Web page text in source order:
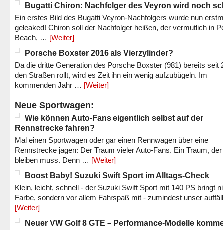
Bugatti Chiron: Nachfolger des Veyron wird noch
Ein erstes Bild des Bugatti Veyron-Nachfolgers wurde nun
geleaked! Chiron soll der Nachfolger heißen, der vermutlich in
Beach, … [Weiter]
Porsche Boxster 2016 als Vierzylinder?
Da die dritte Generation des Porsche Boxster (981) bereits seit
den Straßen rollt, wird es Zeit ihn ein wenig aufzubügeln. Im
kommenden Jahr … [Weiter]
Neue Sportwagen:
Wie können Auto-Fans eigentlich selbst auf der
Rennstrecke fahren?
Mal einen Sportwagen oder gar einen Rennwagen über eine
Rennstrecke jagen: Der Traum vieler Auto-Fans. Ein Traum,
bleiben muss. Denn … [Weiter]
Boost Baby! Suzuki Swift Sport im Alltags-Check
Klein, leicht, schnell - der Suzuki Swift Sport mit 140 PS bringt
Farbe, sondern vor allem Fahrspaß mit - zumindest unser
[Weiter]
Neuer VW Golf 8 GTE – Performance-Modelle